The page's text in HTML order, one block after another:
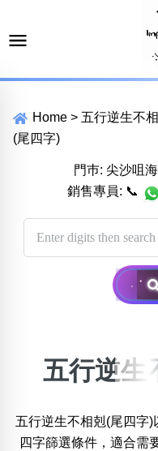
Home > 五行逆生不
(尾四字)
門巿: 尖沙咀
銷售專員: 📞
位置:
一 二 三 四 五
五行逆生
五行逆生不相剋(尾四字
四字篩選條件，適合需